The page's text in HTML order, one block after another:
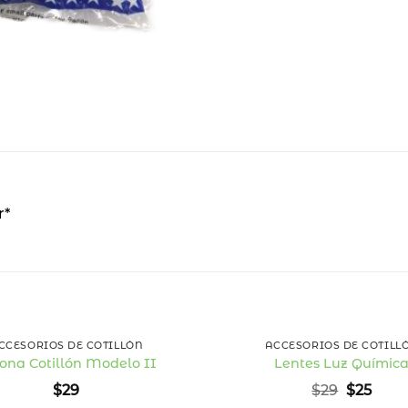
DE COTILLÓN
Cotillón Modelo II
$29
ACCESORIOS DE
Lentes Luz Química
$29 El
$25El